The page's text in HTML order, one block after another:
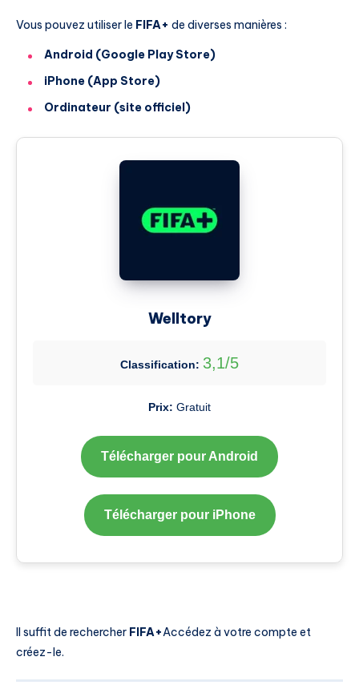
Vous pouvez utiliser le FIFA+ de diverses manières :
Android (Google Play Store)
iPhone (App Store)
Ordinateur (site officiel)
Welltory
Classification: 3,1/5
Prix: Gratuit
Télécharger pour Android
Télécharger pour iPhone
Il suffit de rechercher FIFA+Accédez à votre compte et
créez-le.